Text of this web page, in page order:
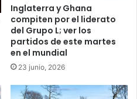
Inglaterra y Ghana
compiten por el liderato
del Grupo L; ver los
partidos de este martes
en el mundial
23 junio, 2026